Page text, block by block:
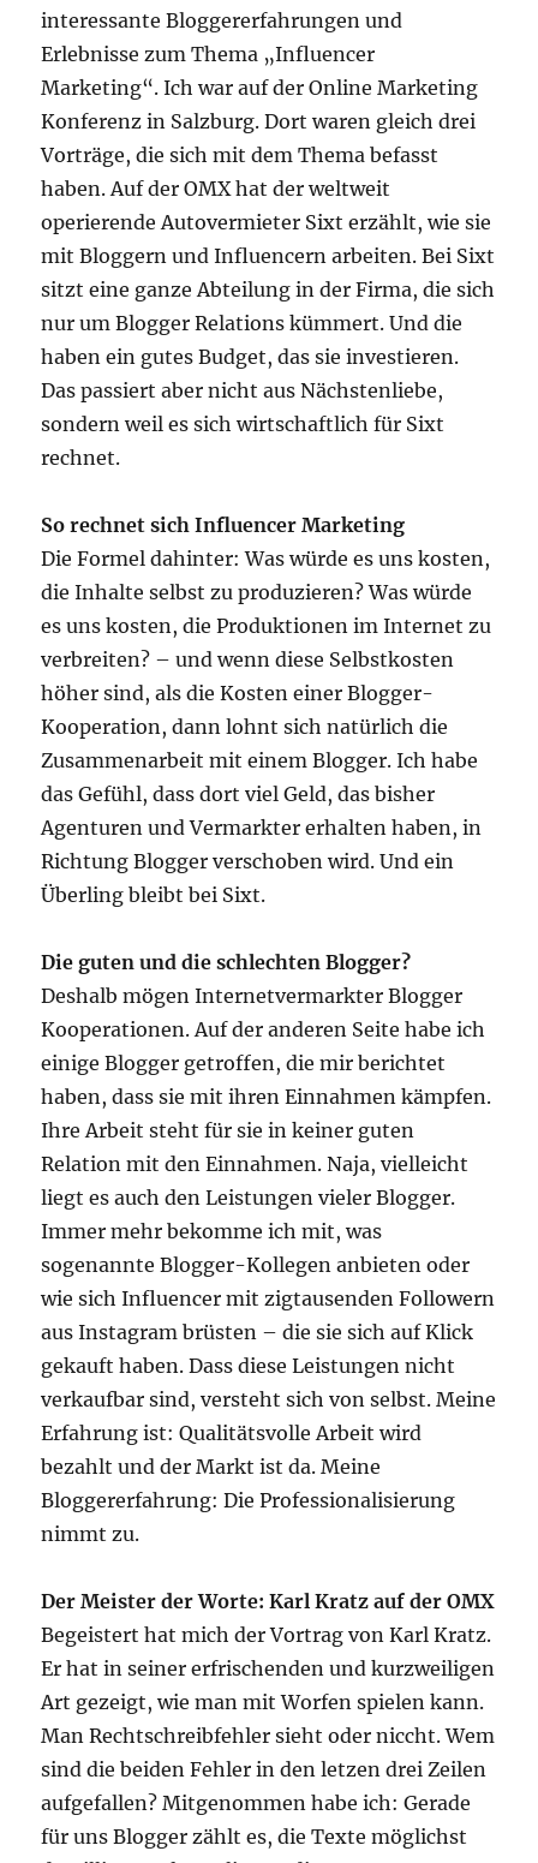
interessante Bloggererfahrungen und
Erlebnisse zum Thema „Influencer
Marketing“. Ich war auf der Online Marketing
Konferenz in Salzburg. Dort waren gleich drei
Vorträge, die sich mit dem Thema befasst
haben. Auf der OMX hat der weltweit
operierende Autovermieter Sixt erzählt, wie sie
mit Bloggern und Influencern arbeiten. Bei Sixt
sitzt eine ganze Abteilung in der Firma, die sich
nur um Blogger Relations kümmert. Und die
haben ein gutes Budget, das sie investieren.
Das passiert aber nicht aus Nächstenliebe,
sondern weil es sich wirtschaftlich für Sixt
rechnet.
So rechnet sich Influencer Marketing
Die Formel dahinter: Was würde es uns kosten,
die Inhalte selbst zu produzieren? Was würde
es uns kosten, die Produktionen im Internet zu
verbreiten? – und wenn diese Selbstkosten
höher sind, als die Kosten einer Blogger-
Kooperation, dann lohnt sich natürlich die
Zusammenarbeit mit einem Blogger. Ich habe
das Gefühl, dass dort viel Geld, das bisher
Agenturen und Vermarkter erhalten haben, in
Richtung Blogger verschoben wird. Und ein
Überling bleibt bei Sixt.
Die guten und die schlechten Blogger?
Deshalb mögen Internetvermarkter Blogger
Kooperationen. Auf der anderen Seite habe ich
einige Blogger getroffen, die mir berichtet
haben, dass sie mit ihren Einnahmen kämpfen.
Ihre Arbeit steht für sie in keiner guten
Relation mit den Einnahmen. Naja, vielleicht
liegt es auch den Leistungen vieler Blogger.
Immer mehr bekomme ich mit, was
sogenannte Blogger-Kollegen anbieten oder
wie sich Influencer mit zigtausenden Followern
aus Instagram brüsten – die sie sich auf Klick
gekauft haben. Dass diese Leistungen nicht
verkaufbar sind, versteht sich von selbst. Meine
Erfahrung ist: Qualitätsvolle Arbeit wird
bezahlt und der Markt ist da. Meine
Bloggererfahrung: Die Professionalisierung
nimmt zu.
Der Meister der Worte: Karl Kratz auf der OMX
Begeistert hat mich der Vortrag von Karl Kratz.
Er hat in seiner erfrischenden und kurzweiligen
Art gezeigt, wie man mit Worfen spielen kann.
Man Rechtschreibfehler sieht oder niccht. Wem
sind die beiden Fehler in den letzen drei Zeilen
aufgefallen? Mitgenommen habe ich: Gerade
für uns Blogger zählt es, die Texte möglichst